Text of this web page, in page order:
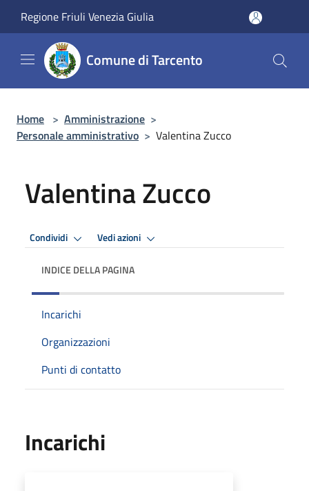
Regione Friuli Venezia Giulia
Comune di Tarcento
Home > Amministrazione >
Personale amministrativo > Valentina Zucco
Valentina Zucco
Condividi Vedi azioni
INDICE DELLA PAGINA
Incarichi
Organizzazioni
Punti di contatto
Incarichi